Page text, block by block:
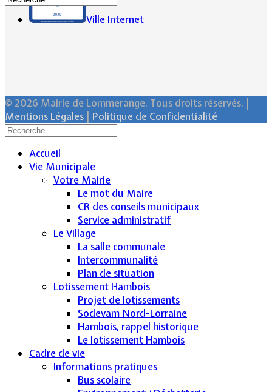
Ville Internet
© 2026 Mairie de Lommerange. Tous droits réservés. |
Mentions Légales
Politique de Confidentialité
Accueil
Vie Municipale
Votre Mairie
Le mot du Maire
CR des conseils municipaux
Service administratif
Le Village
La salle communale
Intercommunalité
Plan de situation
Lotissement Hambois
Projet de lotissements
Sodevam Nord-Lorraine
Hambois, rappel historique
Le lotissement Hambois
Cadre de vie
Informations pratiques
Bus scolaire